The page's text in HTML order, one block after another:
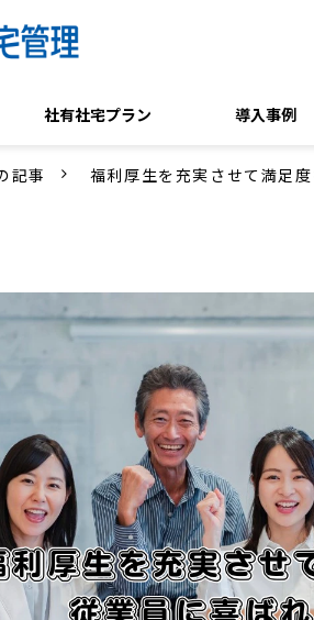
社有社宅プラン 導入事例
記事 福利厚生を充実させて満足